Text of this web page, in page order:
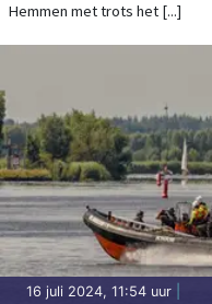
Hemmen met trots het [...]
16 juli 2024, 11:54 uur